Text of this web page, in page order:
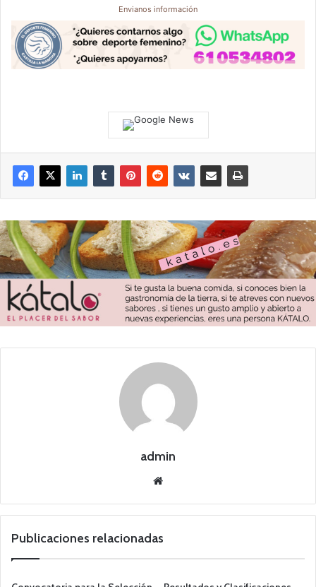
Envianos información
admin
we
Publicaciones relacionadas